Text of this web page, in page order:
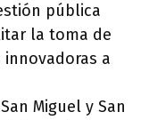
pública
la toma de
a
Miguel y San